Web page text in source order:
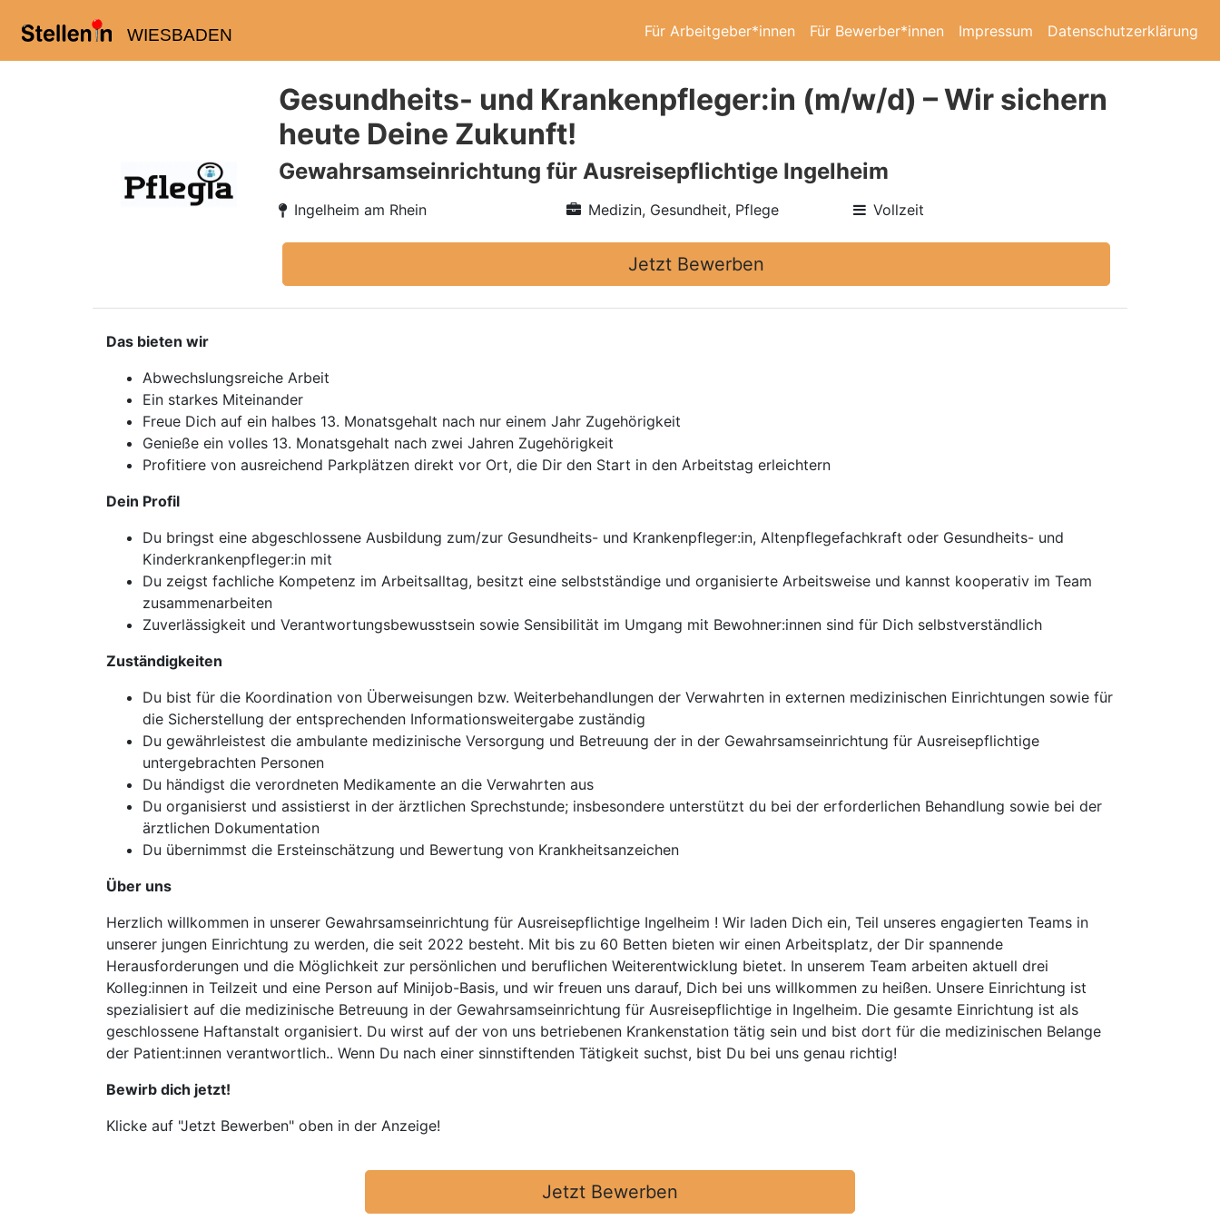
WIESBADEN Für Arbeitgeber*innen Für Bewerber*innen Impressum Datenschutzerklärung
Gesundheits- und Krankenpfleger:in (m/w/d) – Wir sichern
heute Deine Zukunft!
Gewahrsamseinrichtung für Ausreisepflichtige Ingelheim
Ingelheim am Rhein Medizin, Gesundheit, Pflege Vollzeit
Jetzt Bewerben
Das bieten wir
Abwechslungsreiche Arbeit
Ein starkes Miteinander
Freue Dich auf ein halbes 13. Monatsgehalt nach nur einem Jahr Zugehörigkeit
Genieße ein volles 13. Monatsgehalt nach zwei Jahren Zugehörigkeit
Profitiere von ausreichend Parkplätzen direkt vor Ort, die Dir den Start in den Arbeitstag erleichtern
Dein Profil
Du bringst eine abgeschlossene Ausbildung zum/zur Gesundheits- und Krankenpfleger:in, Altenpflegefachkraft oder Gesundheits- und
Kinderkrankenpfleger:in mit
Du zeigst fachliche Kompetenz im Arbeitsalltag, besitzt eine selbstständige und organisierte Arbeitsweise und kannst kooperativ im Team
zusammenarbeiten
Zuverlässigkeit und Verantwortungsbewusstsein sowie Sensibilität im Umgang mit Bewohner:innen sind für Dich selbstverständlich
Zuständigkeiten
Du bist für die Koordination von Überweisungen bzw. Weiterbehandlungen der Verwahrten in externen medizinischen Einrichtungen sowie für
die Sicherstellung der entsprechenden Informationsweitergabe zuständig
Du gewährleistest die ambulante medizinische Versorgung und Betreuung der in der Gewahrsamseinrichtung für Ausreisepflichtige
untergebrachten Personen
Du händigst die verordneten Medikamente an die Verwahrten aus
Du organisierst und assistierst in der ärztlichen Sprechstunde; insbesondere unterstützt du bei der erforderlichen Behandlung sowie bei der
ärztlichen Dokumentation
Du übernimmst die Ersteinschätzung und Bewertung von Krankheitsanzeichen
Über uns
Herzlich willkommen in unserer Gewahrsamseinrichtung für Ausreisepflichtige Ingelheim ! Wir laden Dich ein, Teil unseres engagierten Teams in
unserer jungen Einrichtung zu werden, die seit 2022 besteht. Mit bis zu 60 Betten bieten wir einen Arbeitsplatz, der Dir spannende
Herausforderungen und die Möglichkeit zur persönlichen und beruflichen Weiterentwicklung bietet. In unserem Team arbeiten aktuell drei
Kolleg:innen in Teilzeit und eine Person auf Minijob-Basis, und wir freuen uns darauf, Dich bei uns willkommen zu heißen. Unsere Einrichtung ist
spezialisiert auf die medizinische Betreuung in der Gewahrsamseinrichtung für Ausreisepflichtige in Ingelheim. Die gesamte Einrichtung ist als
geschlossene Haftanstalt organisiert. Du wirst auf der von uns betriebenen Krankenstation tätig sein und bist dort für die medizinischen Belange
der Patient:innen verantwortlich.. Wenn Du nach einer sinnstiftenden Tätigkeit suchst, bist Du bei uns genau richtig!
Bewirb dich jetzt!
Klicke auf "Jetzt Bewerben" oben in der Anzeige!
Jetzt Bewerben